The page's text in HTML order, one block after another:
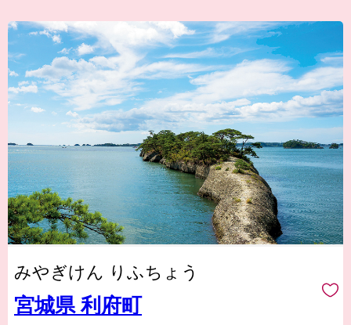
みやぎけん りふちょう
宮城県 利府町